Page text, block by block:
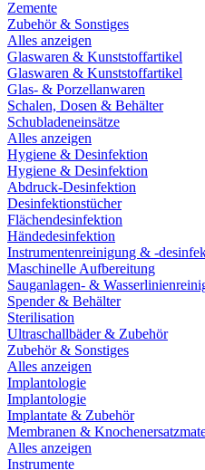
Zemente
Zubehör & Sonstiges
Alles anzeigen
Glaswaren & Kunststoffartikel
Glaswaren & Kunststoffartikel
Glas- & Porzellanwaren
Schalen, Dosen & Behälter
Schubladeneinsätze
Alles anzeigen
Hygiene & Desinfektion
Hygiene & Desinfektion
Abdruck-Desinfektion
Desinfektionstücher
Flächendesinfektion
Händedesinfektion
Instrumentenreinigung & -
Maschinelle Aufbereitung
Sauganlagen- &
Spender & Behälter
Sterilisation
Ultraschallbäder & Zubehör
Zubehör & Sonstiges
Alles anzeigen
Implantologie
Implantologie
Implantate & Zubehör
Membranen &
Alles anzeigen
Instrumente